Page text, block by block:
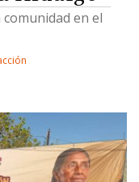
en el